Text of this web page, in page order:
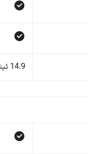
14.9 ئینج